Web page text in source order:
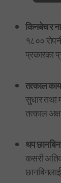
किनबेच र
१८००
प्रकारका
तत्काल
सुधार तथा
तत्काल
थप
कसरी